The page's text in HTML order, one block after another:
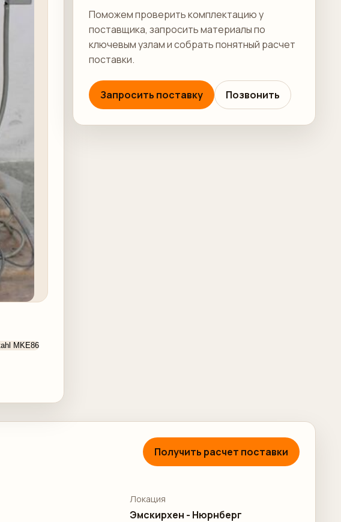
Поможем проверить комплектацию у
поставщика, запросить материалы по
ключевым узлам и собрать понятный расчет
поставки.
Запросить поставку Позвонить
Получить расчет поставки
Локация
Эмскирхен - Нюрнберг